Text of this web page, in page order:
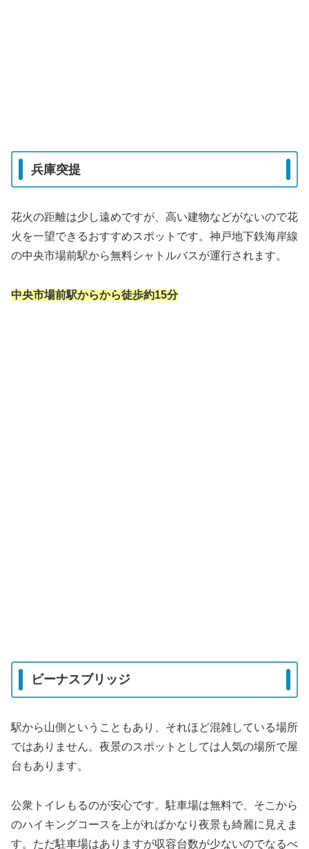
兵庫突提
花火の距離は少し遠めですが、高い建物などがないので花
火を一望できるおすすめスポットです。神戸地下鉄海岸線
の中央市場前駅から無料シャトルバスが運行されます。
中央市場前駅からから徒歩約15分
ビーナスブリッジ
駅から山側ということもあり、それほど混雑している場所
ではありません。夜景のスポットとしては人気の場所で屋
台もあります。
公衆トイレもるのが安心です。駐車場は無料で、そこから
のハイキングコースを上がればかなり夜景も綺麗に見えま
す。ただ駐車場はありますが収容台数が少ないのでなるべ